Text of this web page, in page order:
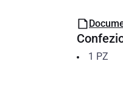
1 PZ